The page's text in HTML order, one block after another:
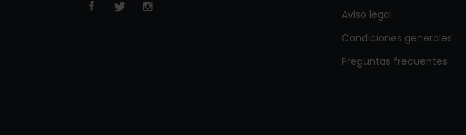
Aviso legal
Condiciones generales
Preguntas frecuentes